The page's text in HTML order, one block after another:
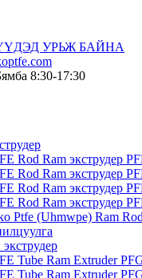
УРЬЖ БАЙНА
8:30-17:30
Rod Ram экструдер
Rod Ram экструдер
Rod Ram экструдер
Rod Ram экструдер
Ptfe (Uhmwpe) Ram
Tube Ram Extruder
Tube Ram Extruder